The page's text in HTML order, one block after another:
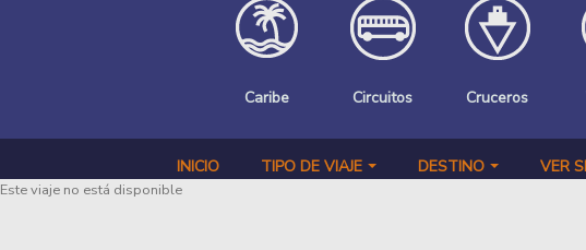
Caribe Circuitos Cruceros
INICIO TIPO DE VIAJE DESTINO VER
Este viaje no está disponible